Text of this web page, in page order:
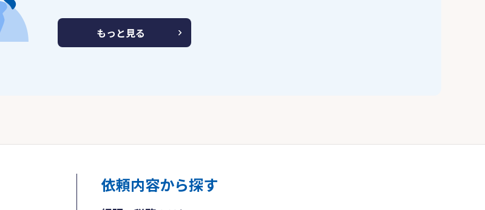
もっと見る
依頼内容から探す